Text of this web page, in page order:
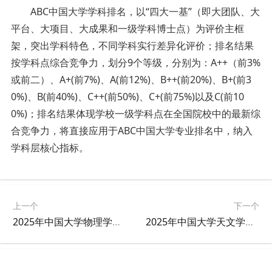
ABC中国大学学科排名，以“四大一基”（即大团队、大
平台、大项目、大成果和一级学科博士点）为评价主框
架，突出学科特色，不同学科实行差异化评价；排名结果
按学科点综合竞争力，划分9个等级，分别为：A++（前3%
或前二）、A+(前7%)、A(前12%)、B++(前20%)、B+(前3
0%)、B(前40%)、C++(前50%)、C+(前75%)以及C(前10
0%)；排名结果体现学校一级学科点在全国院校中的最新综
合竞争力，将直接应用于ABC中国大学专业排名中，纳入
学科层核心指标。
上一个
2025年中国大学物理学学科排名
下一个
2025年中国大学天文学学科排名